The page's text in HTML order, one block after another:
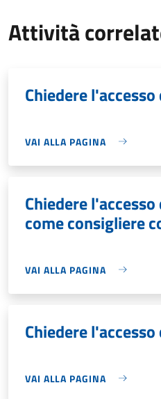
Attività
Chiedere
VAI ALLA PAGINA
Chiedere
come consigliere
VAI ALLA PAGINA
Chiedere
VAI ALLA PAGINA